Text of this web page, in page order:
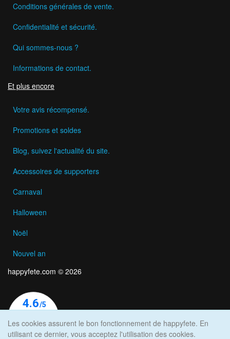
Conditions générales de vente.
Confidentialité et sécurité.
Qui sommes-nous ?
Informations de contact.
Et plus encore
Votre avis récompensé.
Promotions et soldes
Blog, suivez l'actualité du site.
Accessoires de supporters
Carnaval
Halloween
Noël
Nouvel an
happyfete.com © 2026
Les cookies assurent le bon fonctionnement de happyfete. En
utilisant ce dernier, vous acceptez l'utilisation des cookies.